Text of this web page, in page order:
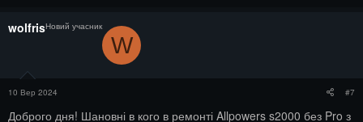
wolfrisНовий учасник
W
10 Вер 2024 #7
Доброго дня! Шановні в кого в ремонті Allpowers s2000 без Pro з